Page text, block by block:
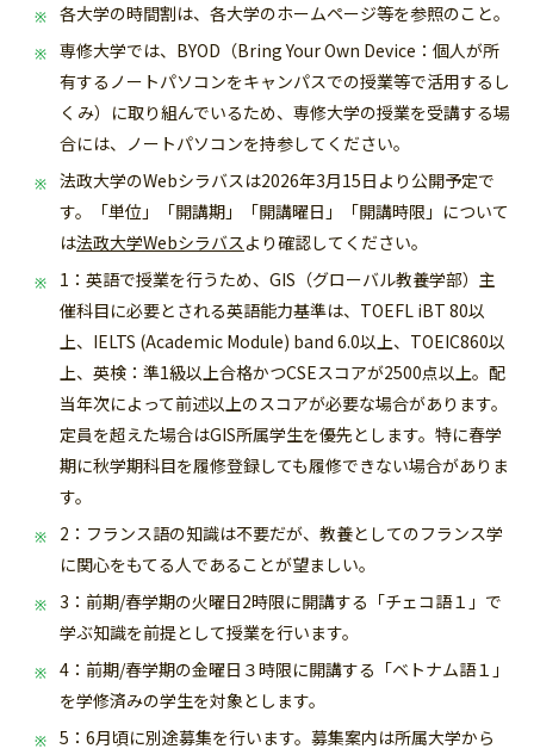
各大学の時間割は、各大学のホームページ等を参照のこと。
専修大学では、BYOD（Bring Your Own Device：個人が所
有するノートパソコンをキャンパスでの授業等で活用するし
くみ）に取り組んでいるため、専修大学の授業を受講する場
合には、ノートパソコンを持参してください。
法政大学のWebシラバスは2026年3月15日より公開予定で
す。「単位」「開講期」「開講曜日」「開講時限」について
は法政大学Webシラバスより確認してください。
1：英語で授業を行うため、GIS（グローバル教養学部）主
催科目に必要とされる英語能力基準は、TOEFL iBT 80以
上、IELTS (Academic Module) band 6.0以上、TOEIC860以
上、英検：準1級以上合格かつCSEスコアが2500点以上。配
当年次によって前述以上のスコアが必要な場合があります。
定員を超えた場合はGIS所属学生を優先とします。特に春学
期に秋学期科目を履修登録しても履修できない場合がありま
す。
2：フランス語の知識は不要だが、教養としてのフランス学
に関心をもてる人であることが望ましい。
3：前期/春学期の火曜日2時限に開講する「チェコ語１」で
学ぶ知識を前提として授業を行います。
4：前期/春学期の金曜日３時限に開講する「ベトナム語１」
を学修済みの学生を対象とします。
5：6月頃に別途募集を行います。募集案内は所属大学から